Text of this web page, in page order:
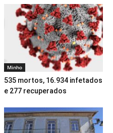
Minho
535 mortos, 16.934 infetados
e 277 recuperados